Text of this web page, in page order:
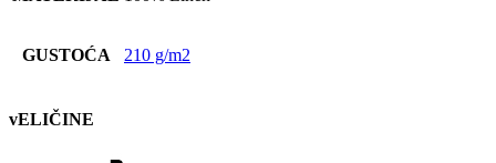
GUSTOĆA 210 g/m2
vELIČINE